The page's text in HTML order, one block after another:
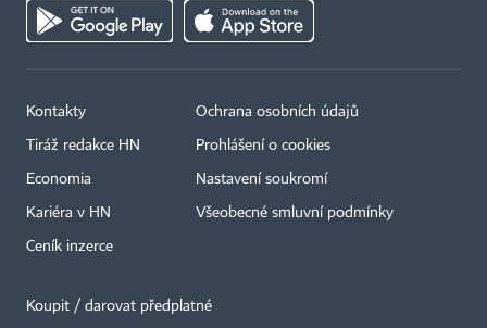
Kontakty
Tiráž redakce HN
Economia
Kariéra v HN
Ceník inzerce
Ochrana osobních údajů
Prohlášení o cookies
Nastavení soukromí
Všeobecné smluvní podmínky
Koupit / darovat předplatné